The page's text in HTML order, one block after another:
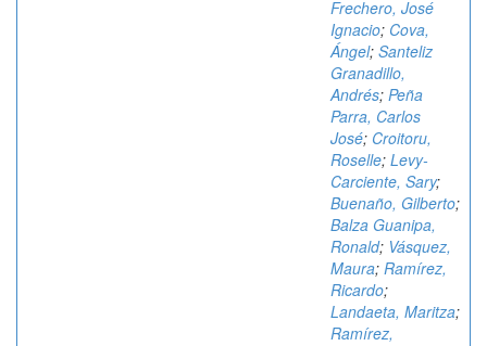
Frechero, José
Ignacio; Cova,
Ángel; Santeliz
Granadillo,
Andrés; Peña
Parra, Carlos
José; Croitoru,
Roselle; Levy-
Carciente, Sary;
Buenaño, Gilberto;
Balza Guanipa,
Ronald; Vásquez,
Maura; Ramírez,
Ricardo;
Landaeta, Maritza;
Ramírez,